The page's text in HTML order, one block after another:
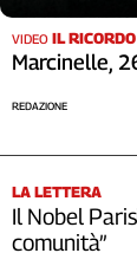
VIDEO IL RICORDO
Marcinelle,
REDAZIONE
LA LETTERA
Il Nobel
comunità”